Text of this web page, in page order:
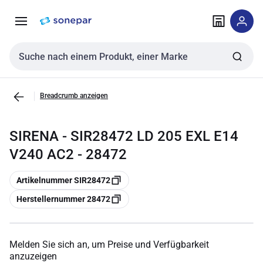
NavigationInhalt
Sucheingabe
Breadcrumb anzeigen
SIRENA - SIR28472 LD 205 EXL E14
V240 AC2 - 28472
Kopieren
Artikelnummer SIR28472
Kopieren
Herstellernummer 28472
Melden Sie sich an, um Preise und Verfügbarkeit
anzuzeigen